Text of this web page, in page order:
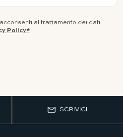
al trattamento dei dati
Policy*
SCRIVICI